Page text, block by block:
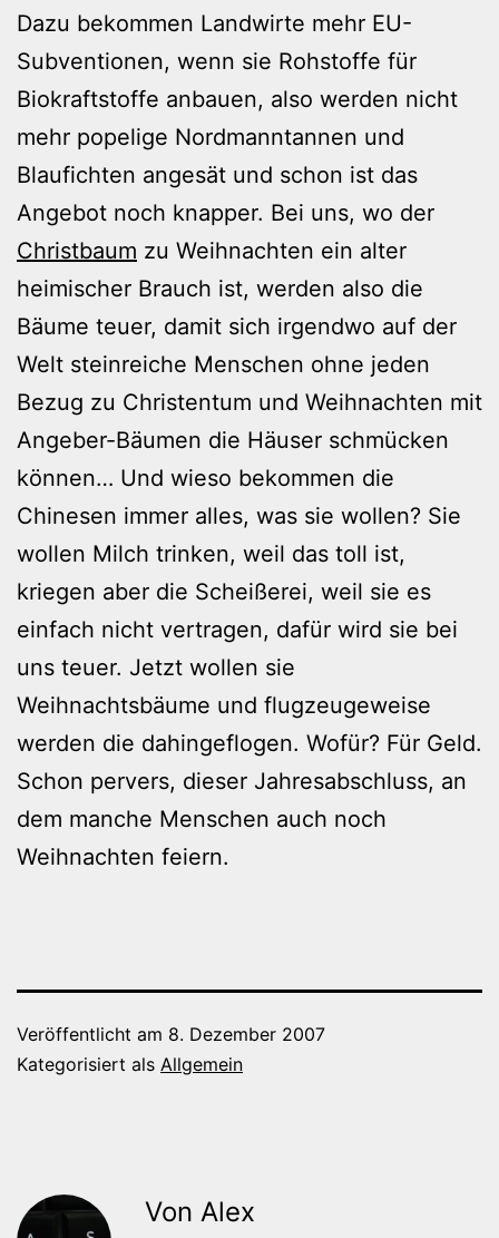
Dazu bekommen Landwirte mehr EU-
Subventionen, wenn sie Rohstoffe für
Biokraftstoffe anbauen, also werden nicht
mehr popelige Nordmanntannen und
Blaufichten angesät und schon ist das
Angebot noch knapper. Bei uns, wo der
Christbaum zu Weihnachten ein alter
heimischer Brauch ist, werden also die
Bäume teuer, damit sich irgendwo auf der
Welt steinreiche Menschen ohne jeden
Bezug zu Christentum und Weihnachten mit
Angeber-Bäumen die Häuser schmücken
können… Und wieso bekommen die
Chinesen immer alles, was sie wollen? Sie
wollen Milch trinken, weil das toll ist,
kriegen aber die Scheißerei, weil sie es
einfach nicht vertragen, dafür wird sie bei
uns teuer. Jetzt wollen sie
Weihnachtsbäume und flugzeugeweise
werden die dahingeflogen. Wofür? Für Geld.
Schon pervers, dieser Jahresabschluss, an
dem manche Menschen auch noch
Weihnachten feiern.
Veröffentlicht am 8. Dezember 2007
Kategorisiert als Allgemein
Von Alex